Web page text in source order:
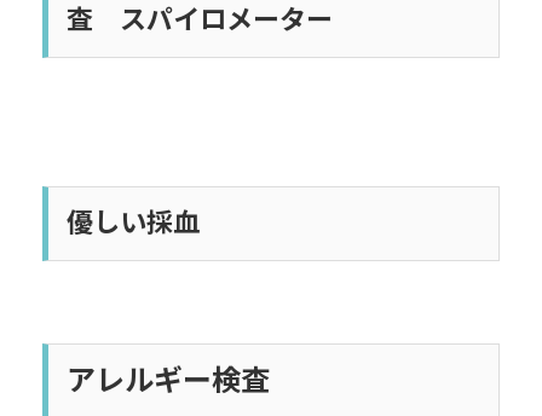
査 スパイロメーター
優しい採血
アレルギー検査